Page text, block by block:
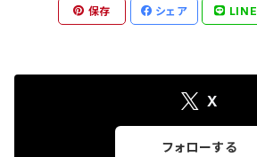
保存 シェア LINE
X
フォローする